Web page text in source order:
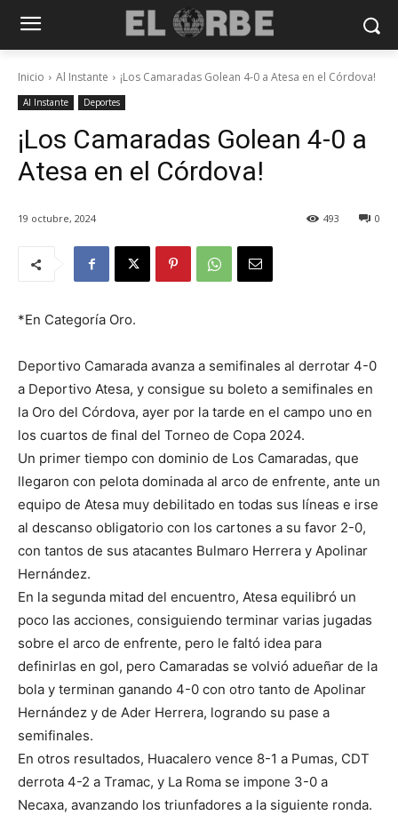
Inicio Al Instante ¡Los Camaradas Golean 4-0 a Atesa en el Córdova!
Al Instante Deportes
¡Los Camaradas Golean 4-0 a
Atesa en el Córdova!
19 octubre, 2024 0
493
*En Categoría Oro.
Deportivo Camarada avanza a semifinales al derrotar 4-0
a Deportivo Atesa, y consigue su boleto a semifinales en
la Oro del Córdova, ayer por la tarde en el campo uno en
los cuartos de final del Torneo de Copa 2024.
Un primer tiempo con dominio de Los Camaradas, que
llegaron con pelota dominada al arco de enfrente, ante un
equipo de Atesa muy debilitado en todas sus líneas e irse
al descanso obligatorio con los cartones a su favor 2-0,
con tantos de sus atacantes Bulmaro Herrera y Apolinar
Hernández.
En la segunda mitad del encuentro, Atesa equilibró un
poco las acciones, consiguiendo terminar varias jugadas
sobre el arco de enfrente, pero le faltó idea para
definirlas en gol, pero Camaradas se volvió adueñar de la
bola y terminan ganando 4-0 con otro tanto de Apolinar
Hernández y de Ader Herrera, logrando su pase a
semifinales.
En otros resultados, Huacalero vence 8-1 a Pumas, CDT
derrota 4-2 a Tramac, y La Roma se impone 3-0 a
Necaxa, avanzando los triunfadores a la siguiente ronda.